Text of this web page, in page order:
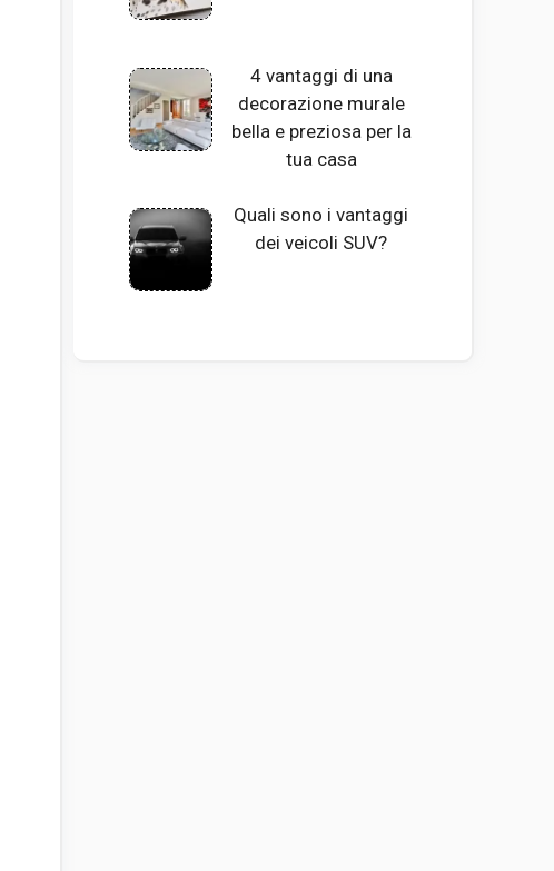
4 vantaggi di una
decorazione murale
bella e preziosa per la
tua casa
Quali sono i vantaggi
dei veicoli SUV?